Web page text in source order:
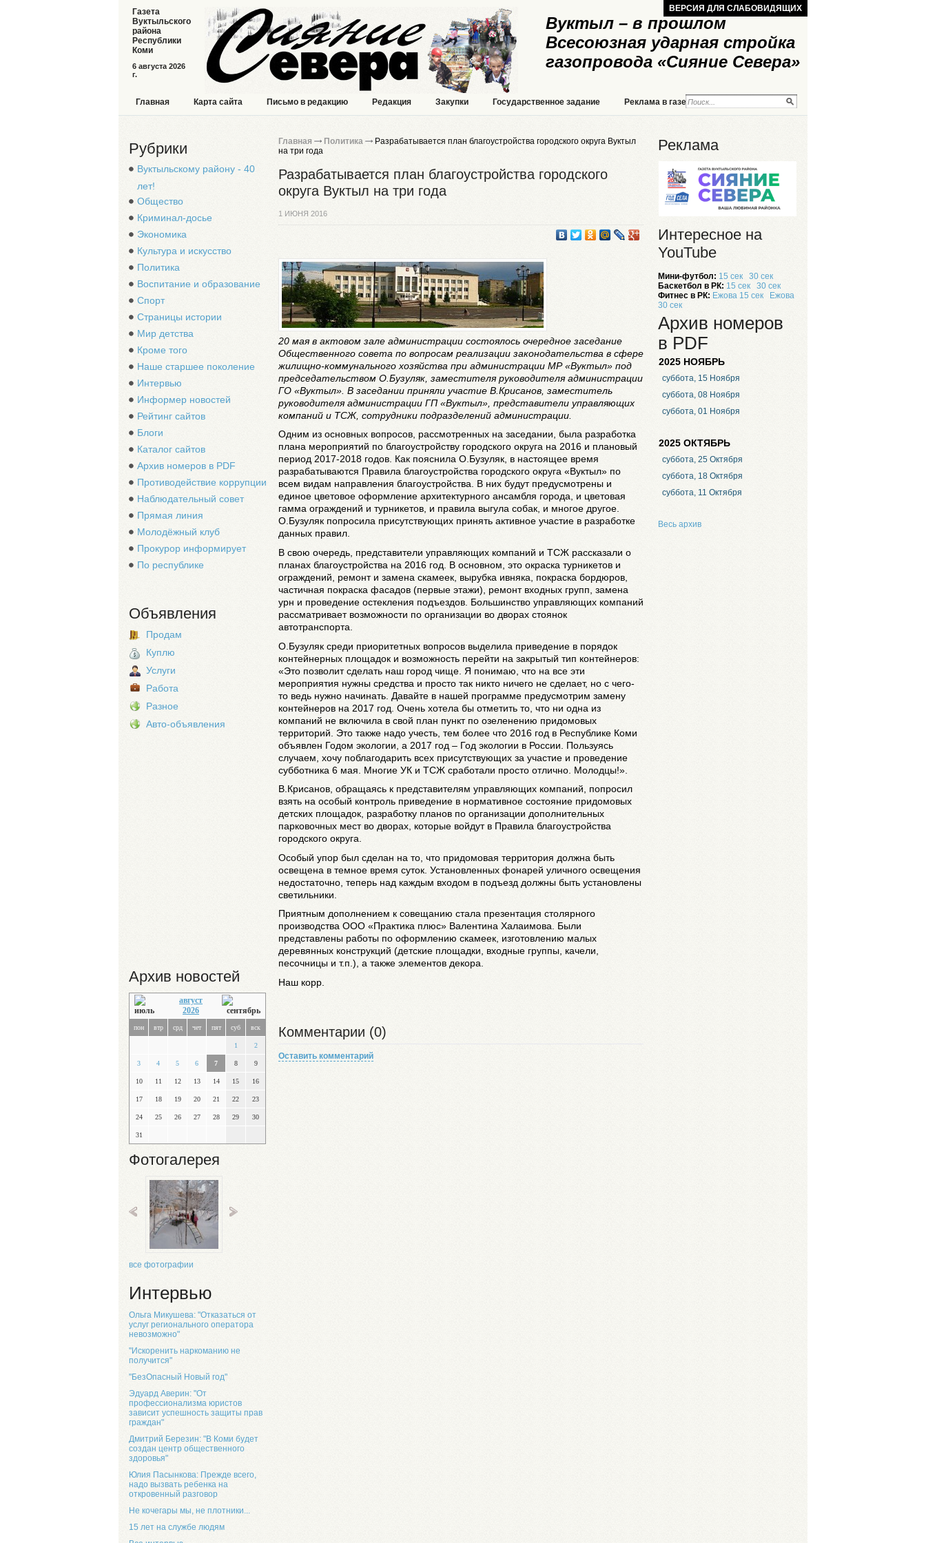
Вуктыл – в прошлом
Всесоюзная ударная стройка
газопровода «Сияние Севера»
6 августа 2026
г.
Газета
Вуктыльского
района
Республики
Коми
ВЕРСИЯ ДЛЯ СЛАБОВИДЯЩИХ
Главная Карта сайта Письмо в редакцию Редакция Закупки Государственное задание Реклама в газете Реклама на сайте
Рубрики
Вуктыльскому району - 40
лет!
Общество
Криминал-досье
Экономика
Культура и искусство
Политика
Воспитание и образование
Спорт
Страницы истории
Мир детства
Кроме того
Наше старшее поколение
Интервью
Информер новостей
Рейтинг сайтов
Блоги
Каталог сайтов
Архив номеров в PDF
Противодействие коррупции
Наблюдательный совет
Прямая линия
Молодёжный клуб
Прокурор информирует
По республике
Объявления
Продам
Куплю
Услуги
Работа
Разное
Авто-объявления
Архив новостей
август
2026
пон втр срд чет пят суб вск
1 2
3 4 5 6 7 8 9
10 11 12 13 14 15 16
17 18 19 20 21 22 23
24 25 26 27 28 29 30
31
Фотогалерея
все фотографии
Интервью
Ольга Микушева: "Отказаться от
услуг регионального оператора
невозможно"
"Искоренить наркоманию не
получится"
"БезОпасный Новый год"
Эдуард Аверин: "От
профессионализма юристов
зависит успешность защиты прав
граждан"
Дмитрий Березин: "В Коми будет
создан центр общественного
здоровья"
Юлия Пасынкова: Прежде всего,
надо вызвать ребенка на
откровенный разговор
Не кочегары мы, не плотники...
15 лет на службе людям
Главная Политика
Разрабатывается план благоустройства городского округа Вуктыл
на три года
Разрабатывается план благоустройства городского
округа Вуктыл на три года
1 ИЮНЯ 2016
20 мая в актовом зале администрации состоялось очередное заседание
Общественного совета по вопросам реализации законодательства в сфере
жилищно-коммунального хозяйства при администрации МР «Вуктыл» под
председательством О.Бузуляк, заместителя руководителя администрации
ГО «Вуктыл». В заседании приняли участие В.Крисанов, заместитель
руководителя администрации ГП «Вуктыл», представители управляющих
компаний и ТСЖ, сотрудники подразделений администрации.
Одним из основных вопросов, рассмотренных на заседании, была разработка
плана мероприятий по благоустройству городского округа на 2016 и плановый
период 2017-2018 годов. Как пояснила О.Бузуляк, в настоящее время
разрабатываются Правила благоустройства городского округа «Вуктыл» по
всем видам направления благоустройства. В них будут предусмотрены и
единое цветовое оформление архитектурного ансамбля города, и цветовая
гамма ограждений и турникетов, и правила выгула собак, и многое другое.
О.Бузуляк попросила присутствующих принять активное участие в разработке
данных правил.
В свою очередь, представители управляющих компаний и ТСЖ рассказали о
планах благоустройства на 2016 год. В основном, это окраска турникетов и
ограждений, ремонт и замена скамеек, вырубка ивняка, покраска бордюров,
частичная покраска фасадов (первые этажи), ремонт входных групп, замена
урн и проведение остекления подъездов. Большинство управляющих компаний
рассматривает возможности по организации во дворах стоянок
автотранспорта.
О.Бузуляк среди приоритетных вопросов выделила приведение в порядок
контейнерных площадок и возможность перейти на закрытый тип контейнеров:
«Это позволит сделать наш город чище. Я понимаю, что на все эти
мероприятия нужны средства и просто так никто ничего не сделает, но с чего-
то ведь нужно начинать. Давайте в нашей программе предусмотрим замену
контейнеров на 2017 год. Очень хотела бы отметить то, что ни одна из
компаний не включила в свой план пункт по озеленению придомовых
территорий. Это также надо учесть, тем более что 2016 год в Республике Коми
объявлен Годом экологии, а 2017 год – Год экологии в России. Пользуясь
случаем, хочу поблагодарить всех присутствующих за участие и проведение
субботника 6 мая. Многие УК и ТСЖ сработали просто отлично. Молодцы!».
В.Крисанов, обращаясь к представителям управляющих компаний, попросил
взять на особый контроль приведение в нормативное состояние придомовых
детских площадок, разработку планов по организации дополнительных
парковочных мест во дворах, которые войдут в Правила благоустройства
городского округа.
Особый упор был сделан на то, что придомовая территория должна быть
освещена в темное время суток. Установленных фонарей уличного освещения
недостаточно, теперь над каждым входом в подъезд должны быть установлены
светильники.
Приятным дополнением к совещанию стала презентация столярного
производства ООО «Практика плюс» Валентина Халаимова. Были
представлены работы по оформлению скамеек, изготовлению малых
деревянных конструкций (детские площадки, входные группы, качели,
песочницы и т.п.), а также элементов декора.
Наш корр.
Комментарии (0)
Оставить комментарий
Реклама
Интересное на
YouTube
Мини-футбол: 15 сек
30 сек
Баскетбол в РК: 15 сек
30 сек
Фитнес в РК: Ежова 15 сек
Ежова
30 сек
Архив номеров
в PDF
2025 НОЯБРЬ
суббота, 15 Ноября
суббота, 08 Ноября
суббота, 01 Ноября
2025 ОКТЯБРЬ
суббота, 25 Октября
суббота, 18 Октября
суббота, 11 Октября
Весь архив